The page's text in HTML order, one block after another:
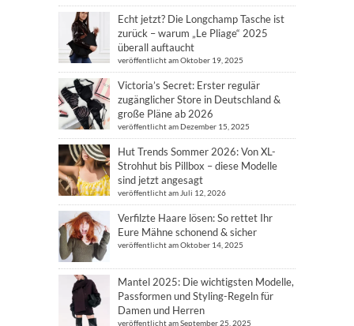
Echt jetzt? Die Longchamp Tasche ist
zurück – warum „Le Pliage“ 2025
überall auftaucht
veröffentlicht am Oktober 19, 2025
Victoria’s Secret: Erster regulär
zugänglicher Store in Deutschland &
große Pläne ab 2026
veröffentlicht am Dezember 15, 2025
Hut Trends Sommer 2026: Von XL-
Strohhut bis Pillbox – diese Modelle
sind jetzt angesagt
veröffentlicht am Juli 12, 2026
Verfilzte Haare lösen: So rettet Ihr
Eure Mähne schonend & sicher
veröffentlicht am Oktober 14, 2025
Mantel 2025: Die wichtigsten Modelle,
Passformen und Styling-Regeln für
Damen und Herren
veröffentlicht am September 25, 2025